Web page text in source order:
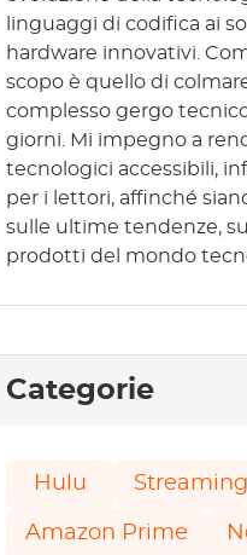
linguaggi di codifica ai
hardware innovativi.
scopo è quello di
complesso gergo
giorni. Mi impegno a
tecnologici accessibili,
per i lettori, affinché
sulle ultime tendenze,
prodotti del mondo
Categorie
Hulu Streaming
Amazon Prime